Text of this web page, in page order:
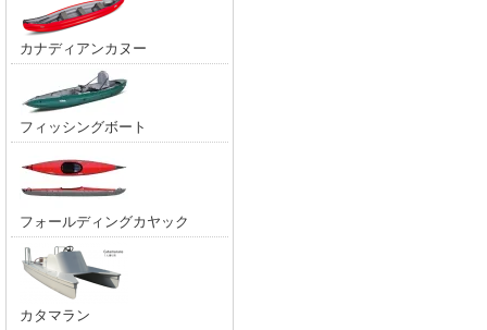
カナディアンカヌー
フィッシングボート
フォールディングカヤック
カタマラン